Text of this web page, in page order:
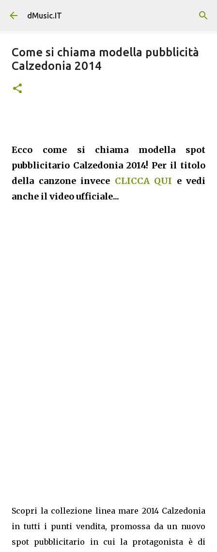
Passa ai contenuti principali
dMusic.IT
Come si chiama modella pubblicità
Calzedonia 2014
Ecco come si chiama modella spot
pubblicitario Calzedonia 2014! Per il titolo
della canzone invece CLICCA QUI e vedi
anche il video ufficiale...
Scopri la collezione linea mare 2014 Calzedonia
in tutti i punti vendita, promossa da un nuovo
spot pubblicitario in cui la protagonista è di